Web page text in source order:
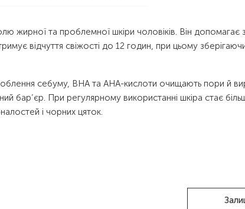
жирної та проблемної шкіри чоловіків. Він допомагає
відчуття свіжості до 12 годин, при цьому
себуму, BHA та AHA-кислоти очищають пори й
бар’єр. При регулярному використанні шкіра стає
і чорних цяток.